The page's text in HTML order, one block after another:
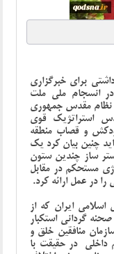
برای خبرگزاری
انسجام ملی ملت
اسرائیل علیه نظام مقدس جمهوری
استراتژیک قوی
و قصاب منطقه
چنین بیان کرد یک
ساز چندین ستون
مستحکم در مقابل
در عمل ارائه کرد.
ایران که از
گردانی استکبار
منافقین خلق و
داخلی در حقیقت با